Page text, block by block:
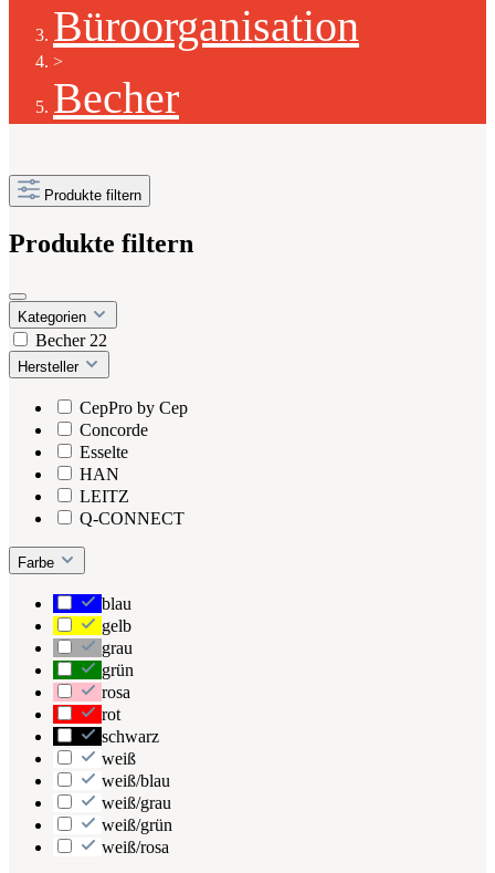
Büroorganisation
>
Becher
Produkte filtern
Produkte filtern
Kategorien
Becher 22
Hersteller
CepPro by Cep
Concorde
Esselte
HAN
LEITZ
Q-CONNECT
Farbe
blau
gelb
grau
grün
rosa
rot
schwarz
weiß
weiß/blau
weiß/grau
weiß/grün
weiß/rosa